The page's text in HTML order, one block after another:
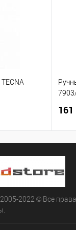
161
2022 © Все права